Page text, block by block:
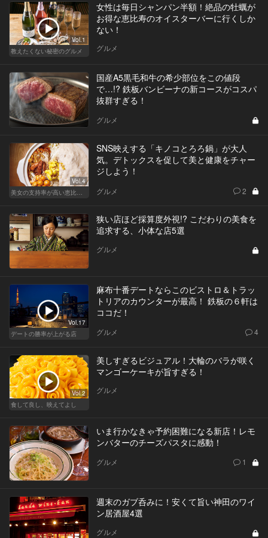
Vol.1
教えたくない秘密のグルメ
女性は毎日シャンパン半額！絶品の牡蠣が
お得な恵比寿のオイスターバーに行くしか
ない！
グルメ
国産A5黒毛和牛の希少部位をこの値段
で…!? 鉄板バンビーナの新コースがコスパ
抜群すぎる！
グルメ
Vol.4
美女の支持率が高い恵比寿鍋
SNS映えする「キノコとろろ鍋」が大人
気。デトックスを促して美と健康をチャー
ジしよう！
グルメ 2
狭い店ほど採算度外視!? こだわりの美食を
追求する、小体な店5選
グルメ
Vol.17
デートの勝率が上がる店
麻布十番デートならこのビストロ＆トラッ
トリアのカウンターが最高！ 鉄板の６軒は
ココだ！
グルメ 4
Vol.2
食して良し、映えてよし
美しすぎるビジュアル！大輪のバラが咲く
マンゴーケーキが旨すぎる！
グルメ
いま行かなきゃ予約困難になる新店！レモ
ンバターのチーズパスタに感動！
グルメ 1
週末のガブ呑みに！安くて旨い神田のワイ
ン居酒屋4選
グルメ